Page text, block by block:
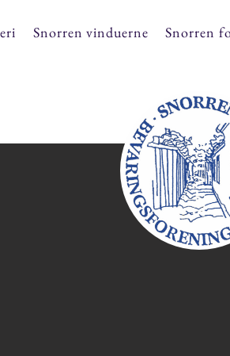
Snorren vinduerne Snorren